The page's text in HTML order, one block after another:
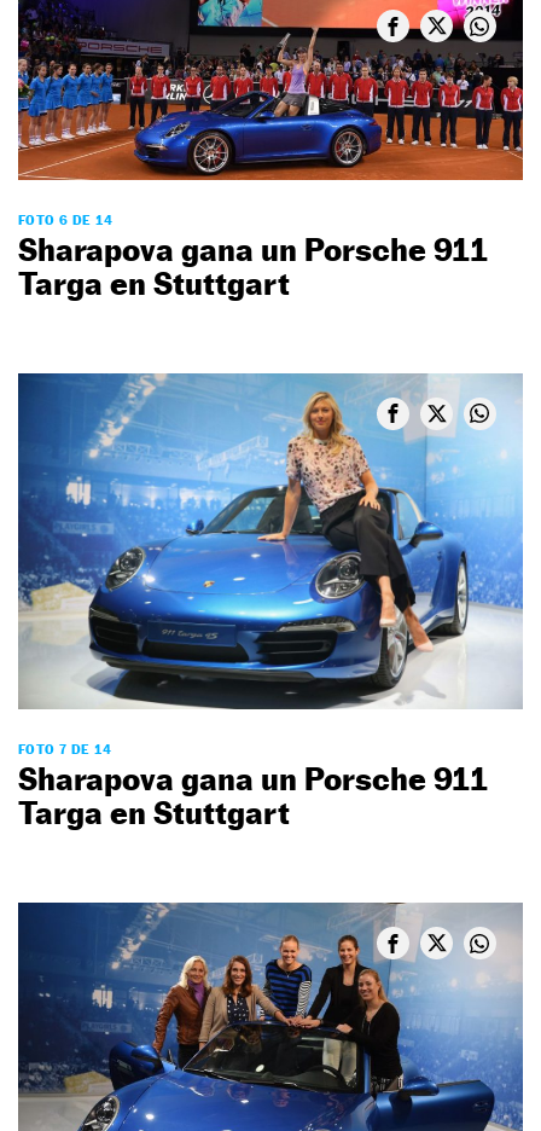
FOTO 6 DE 14
Sharapova gana un Porsche 911
Targa en Stuttgart
FOTO 7 DE 14
Sharapova gana un Porsche 911
Targa en Stuttgart